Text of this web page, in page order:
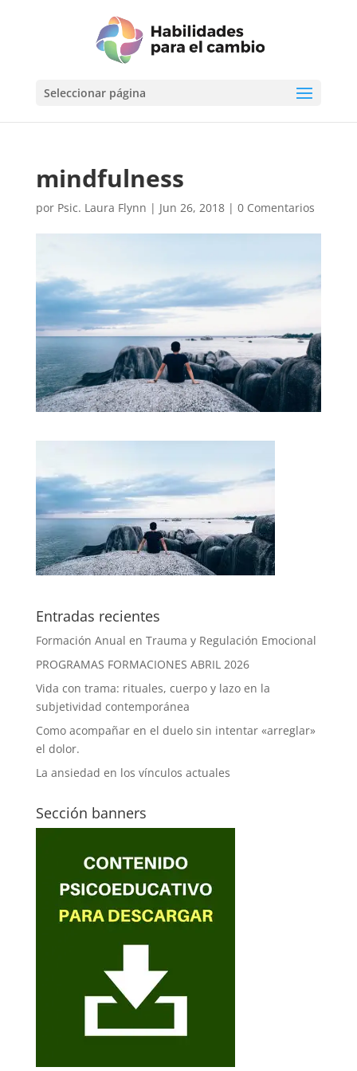
Seleccionar página
mindfulness
por Psic. Laura Flynn | Jun 26, 2018| 0 Comentarios
Entradas recientes
Formación Anual en Trauma y Regulación Emocional
PROGRAMAS FORMACIONES ABRIL 2026
Vida con trama: rituales, cuerpo y lazo en la
subjetividad contemporánea
Como acompañar en el duelo sin intentar «arreglar»
el dolor.
La ansiedad en los vínculos actuales
Sección banners